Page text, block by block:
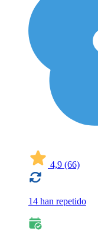
4,9 (66)
14 han repetido